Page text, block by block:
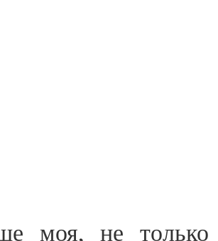
моя, не только